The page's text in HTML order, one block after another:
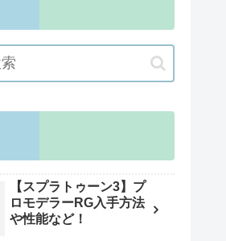
【スプラトゥーン3】プ
ロモデラーRG入手方法
や性能など！